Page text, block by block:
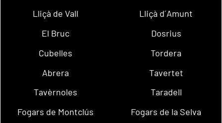
Lliçà de Vall
Lliçà d´Amunt
El Bruc
Dosrius
Cubelles
Tordera
Abrera
Tavertet
Tavèrnoles
Taradell
Fogars de Montclús
Fogars de la Selva